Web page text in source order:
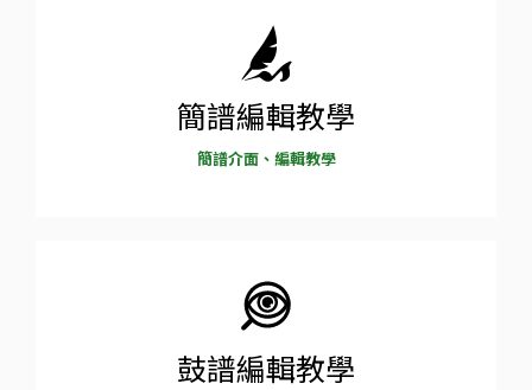
簡譜編輯教學
簡譜介面、編輯教學
鼓譜編輯教學